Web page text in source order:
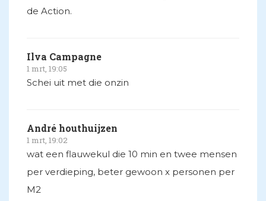
de Action.
Ilva Campagne
1 mrt, 19:05
Schei uit met die onzin
André houthuijzen
1 mrt, 19:02
wat een flauwekul die 10 min en twee mensen
per verdieping, beter gewoon x personen per
M2